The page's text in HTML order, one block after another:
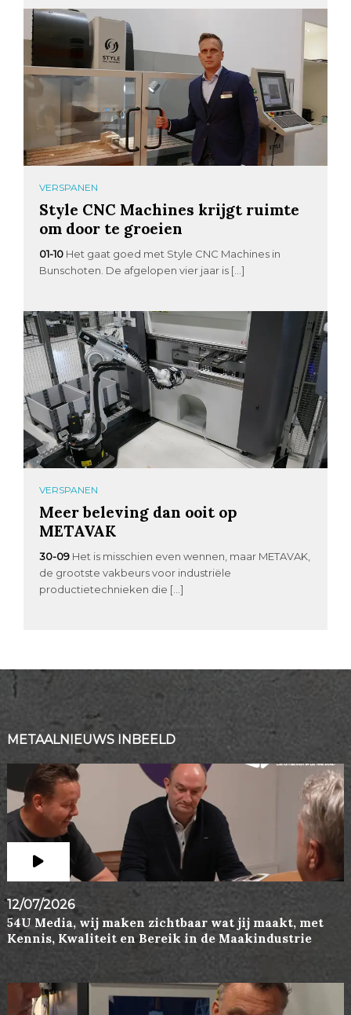
VERSPANEN
Style CNC Machines krijgt ruimte
om door te groeien
01-10 Het gaat goed met Style CNC Machines in
Bunschoten. De afgelopen vier jaar is […]
VERSPANEN
Meer beleving dan ooit op
METAVAK
30-09 Het is misschien even wennen, maar METAVAK,
de grootste vakbeurs voor industriële
productietechnieken die […]
METAALNIEUWS INBEELD
12/07/2026
54U Media, wij maken zichtbaar wat jij maakt, met
Kennis, Kwaliteit en Bereik in de Maakindustrie